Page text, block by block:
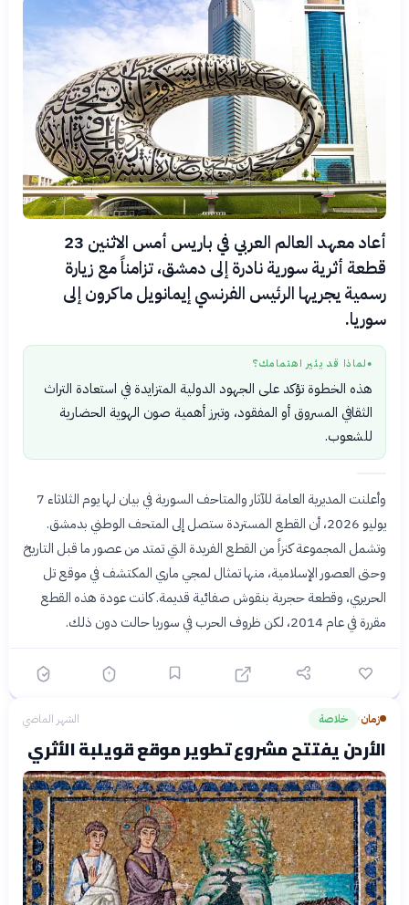
أعاد معهد العالم العربي في باريس أمس الاثنين 23
قطعة أثرية سورية نادرة إلى دمشق، تزامناً مع زيارة
رسمية يجريها الرئيس الفرنسي إيمانويل ماكرون إلى
سوريا.
● لماذا قد يثير اهتمامك؟
هذه الخطوة تؤكد على الجهود الدولية المتزايدة في استعادة التراث
الثقافي المسروق أو المفقود، وتبرز أهمية صون الهوية الحضارية
للشعوب.
وأعلنت المديرية العامة للآثار والمتاحف السورية في بيان لها يوم الثلاثاء 7
يوليو 2026، أن القطع المستردة ستصل إلى المتحف الوطني بدمشق.
وتشمل المجموعة كنزاً من القطع الفريدة التي تمتد من عصور ما قبل التاريخ
وحتى العصور الإسلامية، منها تمثال لمجي ماري المكتشف في موقع تل
الحريري، وقطعة حجرية بنقوش صفائية قديمة. كانت عودة هذه القطع
مقررة في عام 2014، لكن ظروف الحرب في سوريا حالت دون ذلك.
زمان› خلاصة الشهر الماضي
الأردن يفتتح مشروع تطوير موقع قويلبة الأثري